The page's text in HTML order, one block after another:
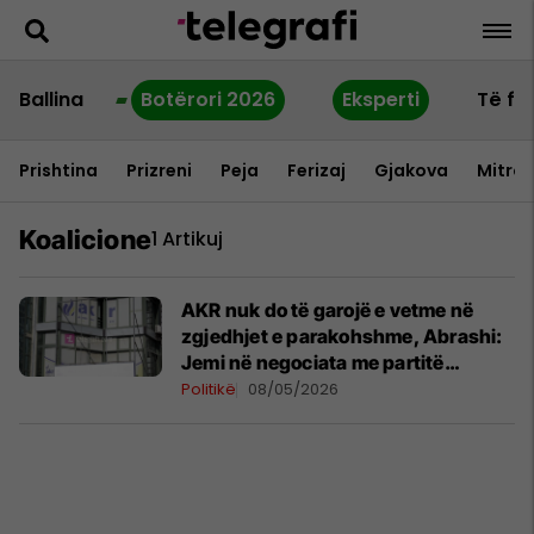
Ballina Botërori 2026 Eksperti Të
Prishtina Prizreni Peja Ferizaj Gjakova
Koalicione1 Artikuj
AKR nuk do të garojë e vetme në
zgjedhjet e parakohshme, Abrashi:
Jemi në negociata me partitë
politike
Politikë 08/05/2026